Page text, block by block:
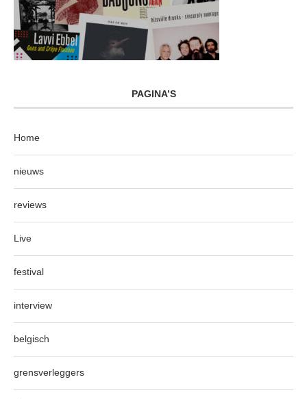
PAGINA’S
Home
nieuws
reviews
Live
festival
interview
belgisch
grensverleggers